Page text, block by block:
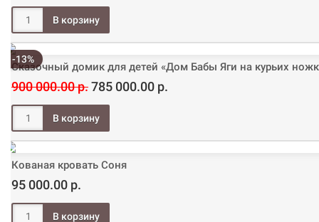
-13%
Сказочный домик для детей «Дом Бабы Яги на курьих
900 000.00 р.785 000.00 р.
Кованая кровать Соня
95 000.00 р.